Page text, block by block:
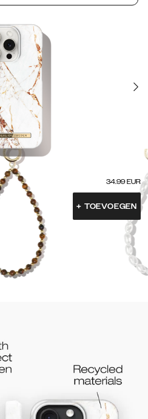
34.99 EUR
+ TOEVOEGEN